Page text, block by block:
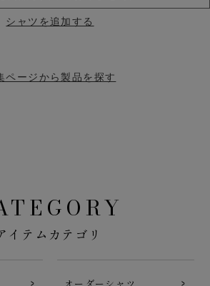
シャツを追加する
ページから製品を探す
イテムカテゴリ